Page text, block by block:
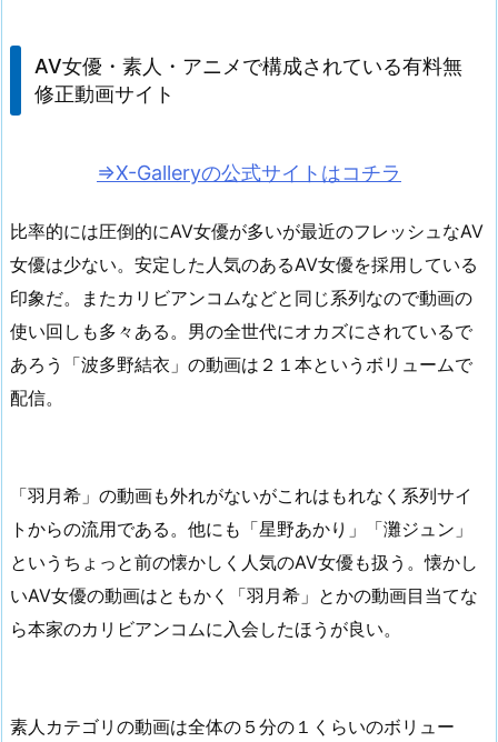
AV女優・素人・アニメで構成されている有料無
修正動画サイト
⇒X-Galleryの公式サイトはコチラ
比率的には圧倒的にAV女優が多いが最近のフレッシュなAV
女優は少ない。安定した人気のあるAV女優を採用している
印象だ。またカリビアンコムなどと同じ系列なので動画の
使い回しも多々ある。男の全世代にオカズにされているで
あろう「波多野結衣」の動画は２１本というボリュームで
配信。
「羽月希」の動画も外れがないがこれはもれなく系列サイ
トからの流用である。他にも「星野あかり」「灘ジュン」
というちょっと前の懐かしく人気のAV女優も扱う。懐かし
いAV女優の動画はともかく「羽月希」とかの動画目当てな
ら本家のカリビアンコムに入会したほうが良い。
素人カテゴリの動画は全体の５分の１くらいのボリュー